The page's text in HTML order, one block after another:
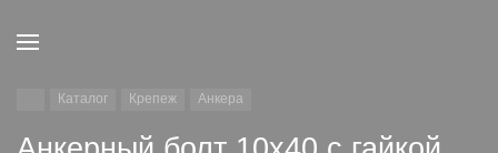
Каталог Крепеж Анкера